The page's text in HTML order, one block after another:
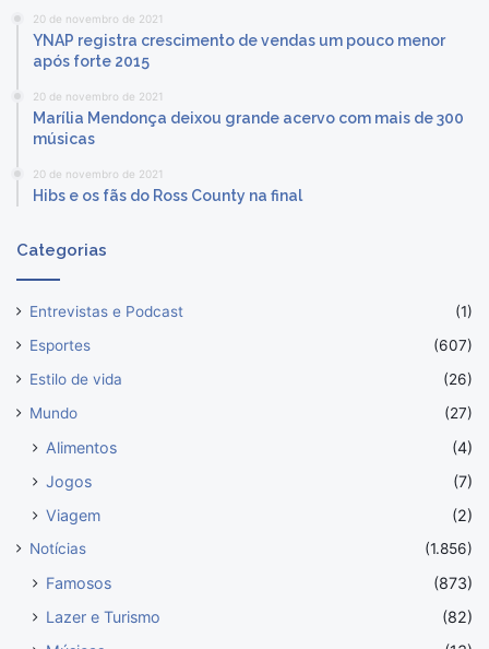
20 de novembro de 2021
YNAP registra crescimento de vendas um pouco menor
após forte 2015
20 de novembro de 2021
Marília Mendonça deixou grande acervo com mais de 300
músicas
20 de novembro de 2021
Hibs e os fãs do Ross County na final
Categorias
Entrevistas e Podcast
(1)
Esportes
(607)
Estilo de vida
(26)
Mundo
(27)
Alimentos
(4)
Jogos
(7)
Viagem
(2)
Notícias (1.856)
Famosos
(873)
Lazer e Turismo
(82)